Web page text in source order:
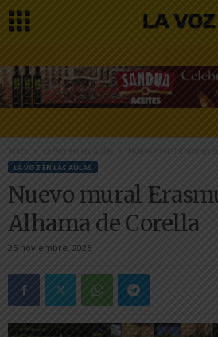
Inicio La Voz en las Aulas Nuevo mural Erasmus
LA VOZ EN LAS AULAS
Nuevo mural
Alhama de Corella
25 noviembre, 2025